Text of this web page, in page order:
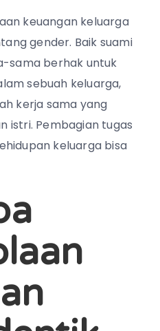
keuangan keluarga
gender. Baik suami
sama berhak untuk
sebuah keluarga,
kerja sama yang
istri. Pembagian tugas
keluarga bisa